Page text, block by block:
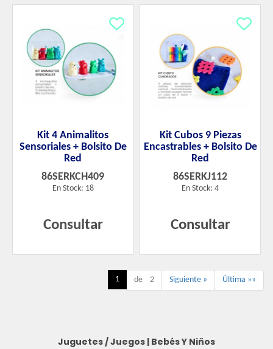
Kit 4 Animalitos
Sensoriales + Bolsito De
Red
86SERKCH409
En Stock: 18
Consultar
Kit Cubos 9 Piezas
Encastrables + Bolsito De
Red
86SERKJ112
En Stock: 4
Consultar
1 de 2 Siguiente » Última »»
Juguetes / Juegos | Bebés Y Niños